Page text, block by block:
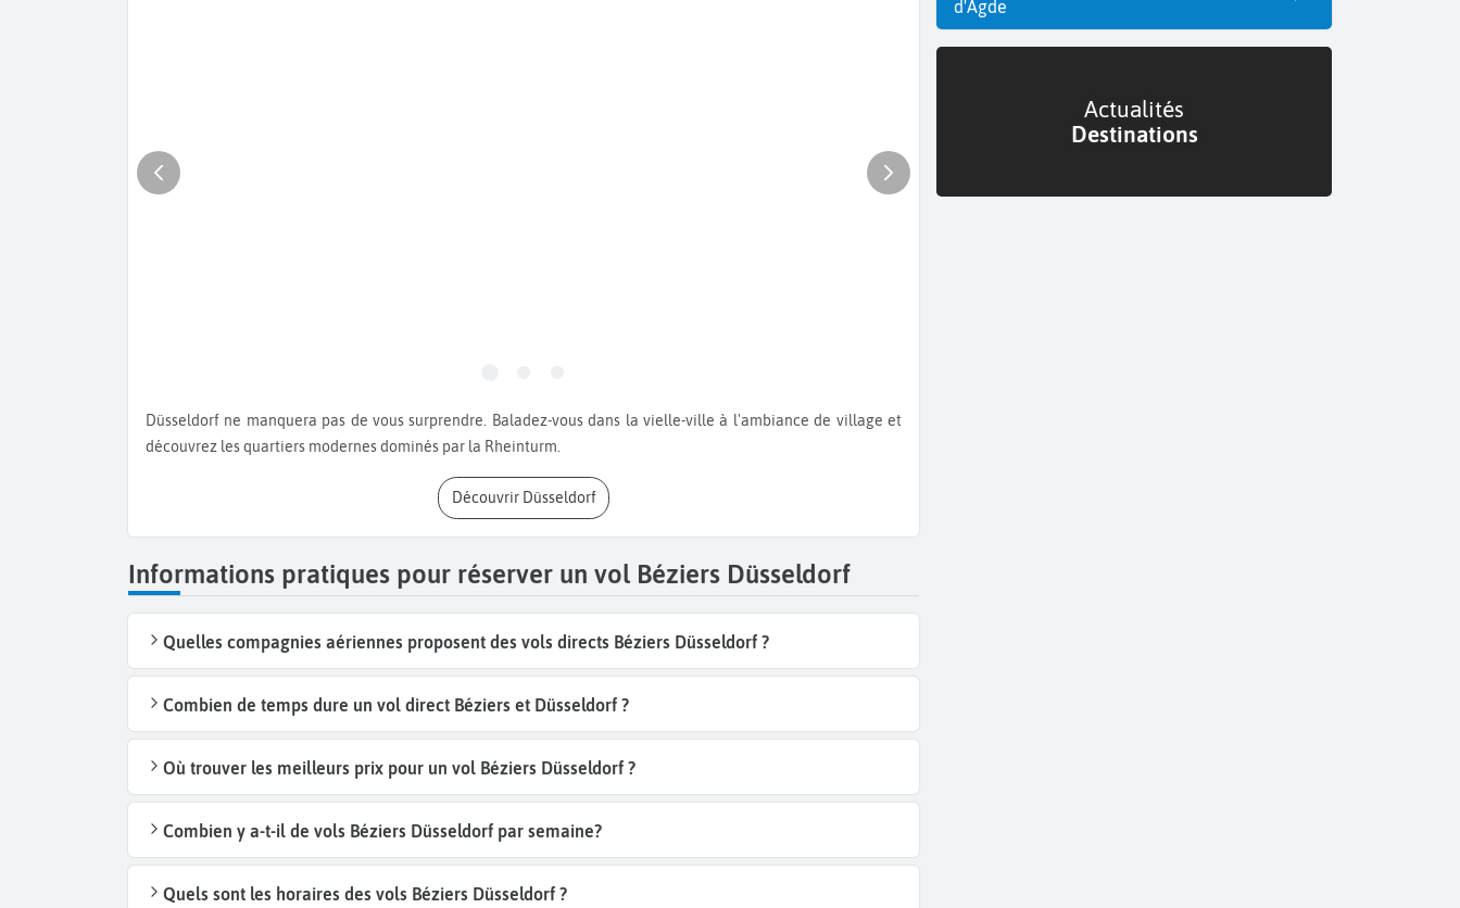
Düsseldorf ne manquera pas de vous surprendre. Baladez-vous dans la vielle-ville à l'ambiance de village et
découvrez les quartiers modernes dominés par la Rheinturm.
Découvrir Düsseldorf
Informations pratiques pour réserver un vol Béziers Düsseldorf
Quelles compagnies aériennes proposent des vols directs Béziers Düsseldorf ?
Combien de temps dure un vol direct Béziers et Düsseldorf ?
Où trouver les meilleurs prix pour un vol Béziers Düsseldorf ?
Combien y a-t-il de vols Béziers Düsseldorf par semaine?
Quels sont les horaires des vols Béziers Düsseldorf ?
d'Agde
Actualités
Destinations